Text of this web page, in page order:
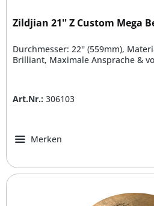
Zildjian 21'' Z Custom Mega
Durchmesser: 22'' (559mm),
Brilliant, Maximale Ansprache &
Art.Nr.: 306103
Merken